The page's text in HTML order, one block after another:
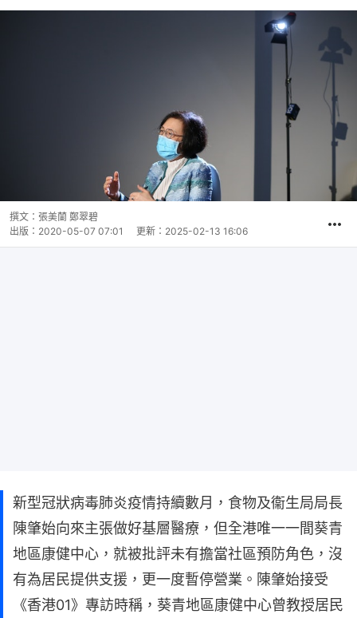
撰文： 張美蘭 鄭翠碧
出版： 2020-05-07 07:01 更新： 2025-02-13 16:06
新型冠狀病毒肺炎疫情持續數月，食物及衞生局局長
陳肇始向來主張做好基層醫療，但全港唯一一間葵青
地區康健中心，就被批評未有擔當社區預防角色，沒
有為居民提供支援，更一度暫停營業。陳肇始接受
《香港01》專訪時稱，葵青地區康健中心曾教授居民